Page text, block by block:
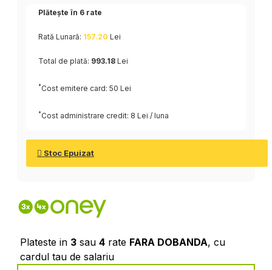
Plătește în 6 rate
Rată Lunară: 157.20 Lei
Total de plată: 993.18 Lei
* Cost emitere card: 50 Lei
* Cost administrare credit: 8 Lei / luna
Stoc Epuizat
Plateste in 3 sau 4 rate FARA DOBANDA, cu
cardul tau de salariu